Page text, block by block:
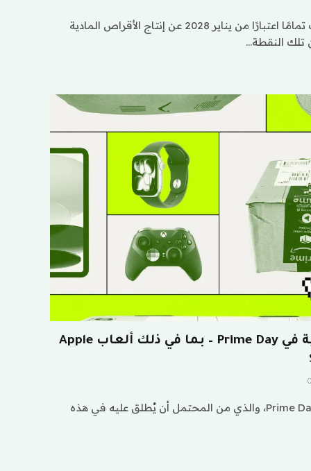
أعلنت شركة Sony أنها ستتوقف تمامًا اعتبارًا من يناير 2028 عن إنتاج الأقراص المادية
أكثر من 140 صفقة تقنية في Prime Day – بما في ذلك ألعاب Apple
لقد وصلنا إلى اليوم الأخير من Prime Day، والذي من المحتمل أن يُطلق عليه في هذه